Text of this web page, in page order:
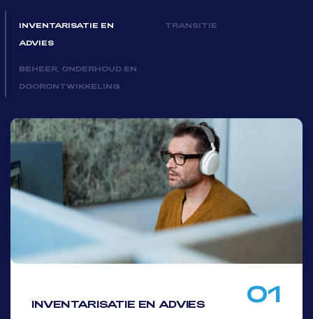
INVENTARISATIE EN
ADVIES
TRANSITIE
BEHEER, ONDERHOUD EN
DOORONTWIKKELING
01
INVENTARISATIE EN ADVIES